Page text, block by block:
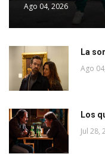
Ago 04, 2026
La
Ago
Los
Jul 28,